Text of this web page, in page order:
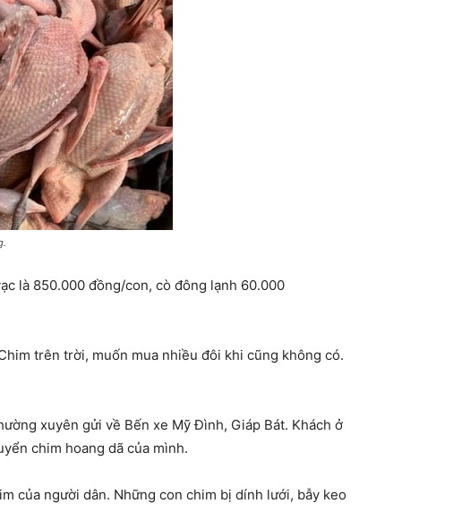
là 850.000 đồng/con, cò đông lạnh 60.000
trên trời, muốn mua nhiều đôi khi cũng không có.
xuyên gửi về Bến xe Mỹ Đình, Giáp Bát. Khách ở
chim hoang dã của mình.
của người dân. Những con chim bị dính lưới, bẫy keo